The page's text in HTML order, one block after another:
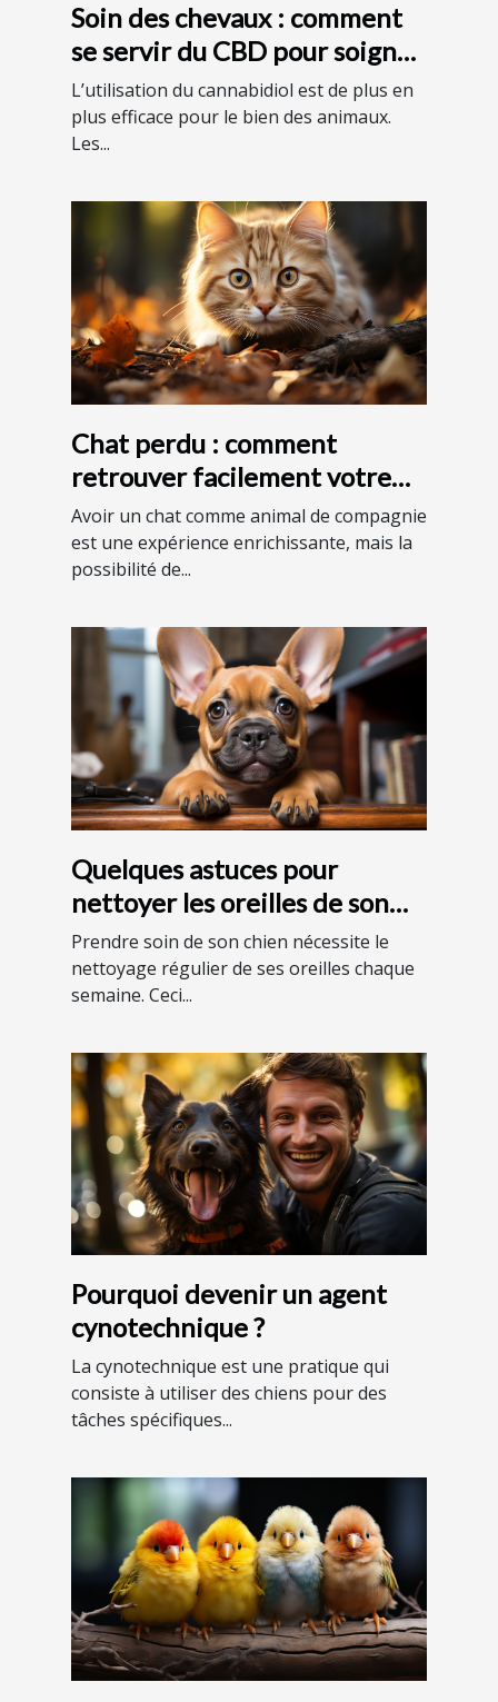
Soin des chevaux : comment
se servir du CBD pour soigner
son cheval ?
L’utilisation du cannabidiol est de plus en
plus efficace pour le bien des animaux.
Les...
Chat perdu : comment
retrouver facilement votre
animal en France ?
Avoir un chat comme animal de compagnie
est une expérience enrichissante, mais la
possibilité de...
Quelques astuces pour
nettoyer les oreilles de son
chien
Prendre soin de son chien nécessite le
nettoyage régulier de ses oreilles chaque
semaine. Ceci...
Pourquoi devenir un agent
cynotechnique ?
La cynotechnique est une pratique qui
consiste à utiliser des chiens pour des
tâches spécifiques...